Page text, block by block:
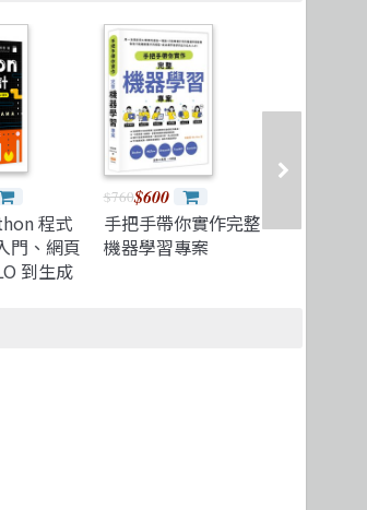
程式
門、網頁
到生成
$760$600
手把手帶你實作完整
機器學習專案
Vibe